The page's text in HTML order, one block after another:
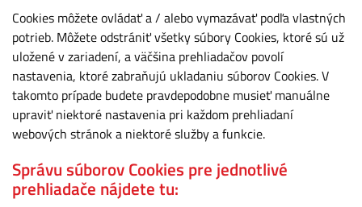
Cookies môžete ovládať a / alebo vymazávať podľa vlastných
potrieb. Môžete odstrániť všetky súbory Cookies, ktoré sú už
uložené v zariadení, a väčšina prehliadačov povolí
nastavenia, ktoré zabraňujú ukladaniu súborov Cookies. V
takomto prípade budete pravdepodobne musieť manuálne
upraviť niektoré nastavenia pri každom prehliadaní
webových stránok a niektoré služby a funkcie.
Správu súborov Cookies pre jednotlivé
prehliadače nájdete tu: